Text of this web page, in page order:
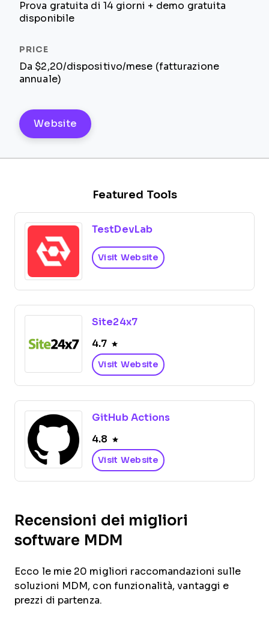
Prova gratuita di 14 giorni + demo gratuita
disponibile
Da $2,20/dispositivo/mese (fatturazione
annuale)
Website
Featured Tools
TestDevLab
Visit Website
Site24x7
4.7
Visit Website
GitHub Actions
4.8
Visit Website
Recensioni dei migliori
software MDM
Ecco le mie 20 migliori raccomandazioni sulle
soluzioni MDM, con funzionalità, vantaggi e
prezzi di partenza.